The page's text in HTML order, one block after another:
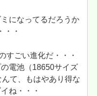
になってるだろうか
・・
すごい進化だ・・・
電池（18650サイズ
て、もはやあり得な
ね・・・